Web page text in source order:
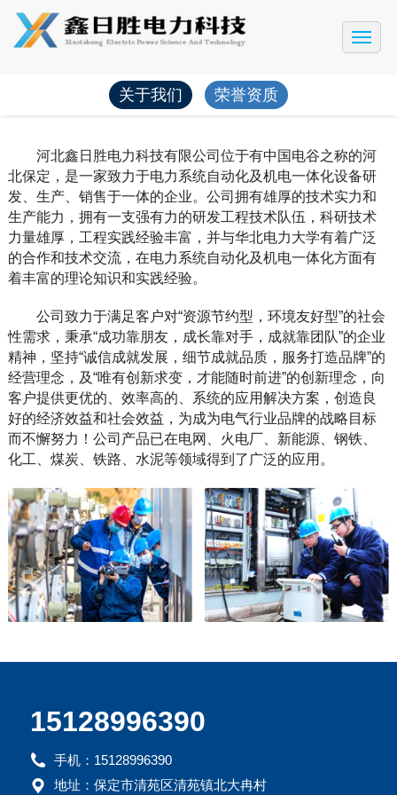
网站首页
产品展示
新闻动态
售后服务
联系我们
关于我们 荣誉资质
河北鑫日胜电力科技有限公司位于有中国电谷之称的河
北保定，是一家致力于电力系统自动化及机电一体化设备研
发、生产、销售于一体的企业。公司拥有雄厚的技术实力和
生产能力，拥有一支强有力的研发工程技术队伍，科研技术
力量雄厚，工程实践经验丰富，并与华北电力大学有着广泛
的合作和技术交流，在电力系统自动化及机电一体化方面有
着丰富的理论知识和实践经验。
公司致力于满足客户对“资源节约型，环境友好型”的社会
性需求，秉承“成功靠朋友，成长靠对手，成就靠团队”的企业
精神，坚持“诚信成就发展，细节成就品质，服务打造品牌”的
经营理念，及“唯有创新求变，才能随时前进”的创新理念，向
客户提供更优的、效率高的、系统的应用解决方案，创造良
好的经济效益和社会效益，为成为电气行业品牌的战略目标
而不懈努力！公司产品已在电网、火电厂、新能源、钢铁、
化工、煤炭、铁路、水泥等领域得到了广泛的应用。
15128996390
手机：15128996390
地址：保定市清苑区清苑镇北大冉村